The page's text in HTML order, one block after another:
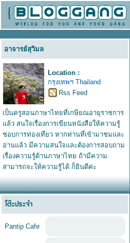
อาจารย์สุวิมล
Location :
กรุงเทพฯ Thailand
Rss Feed
เป็นครูสอนภาษาไทยที่เกษียณอายุราชการ
แล้ว สนใจเรื่องการเขียนหนังสือให้ความรู้
ชอบการท่องเที่ยว หากท่านที่เข้ามาชมและ
อ่านแล้ว มีความสนใจและต้องการสอบถาม
เรื่องความรู้ด้านภาษาไทย ถ้ามีความ
สามารถจะให้ความรู้ได้ ก็ยินดีค่ะ
Pantip Cafe